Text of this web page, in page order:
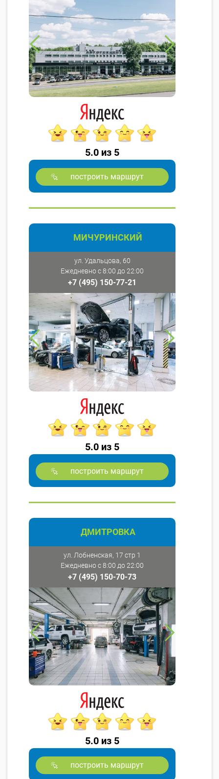
5.0 из 5
построить маршрут
МИЧУРИНСКИЙ
ул. Удальцова, 60
Ежедневно с 8:00 до 22:00
+7 (495) 150-77-21
5.0 из 5
построить маршрут
ДМИТРОВКА
ул. Лобненская, 17 стр 1
Ежедневно с 8:00 до 22:00
+7 (495) 150-70-73
5.0 из 5
построить маршрут